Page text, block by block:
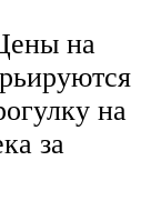
на
на
за